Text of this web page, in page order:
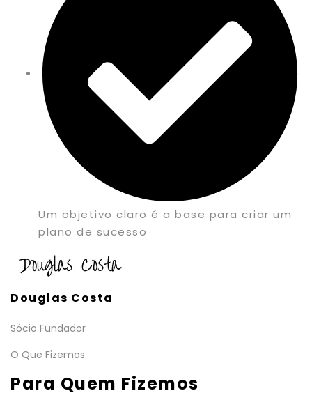
Um objetivo claro é a base para criar um
plano de sucesso
Douglas Costa
Sócio Fundador
O Que Fizemos
Para Quem Fizemos